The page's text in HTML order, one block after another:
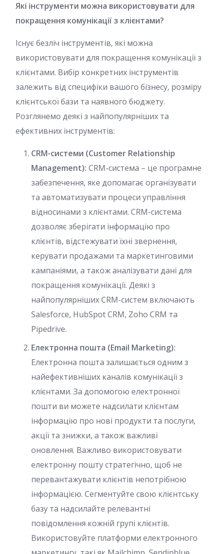
Які інструменти можна використовувати для
покращення комунікації з клієнтами?
Існує безліч інструментів, які можна
використовувати для покращення комунікації з
клієнтами. Вибір конкретних інструментів
залежить від специфіки вашого бізнесу, розміру
клієнтської бази та наявного бюджету.
Розглянемо деякі з найпопулярніших та
ефективних інструментів:
CRM-системи (Customer Relationship
Management): CRM-система – це програмне
забезпечення, яке допомагає організувати
та автоматизувати процеси управління
відносинами з клієнтами. CRM-система
дозволяє зберігати інформацію про
клієнтів, відстежувати їхні звернення,
керувати продажами та маркетинговими
кампаніями, а також аналізувати дані для
покращення комунікації. Деякі з
найпопулярніших CRM-систем включають
Salesforce, HubSpot CRM, Zoho CRM та
Pipedrive.
Електронна пошта (Email Marketing):
Електронна пошта залишається одним з
найефективніших каналів комунікації з
клієнтами. За допомогою електронної
пошти ви можете надсилати клієнтам
інформацію про нові продукти та послуги,
акції та знижки, а також важливі
оновлення. Важливо використовувати
електронну пошту стратегічно, щоб не
перевантажувати клієнтів непотрібною
інформацією. Сегментуйте свою клієнтську
базу та надсилайте релевантні
повідомлення кожній групі клієнтів.
Використовуйте платформи електронного